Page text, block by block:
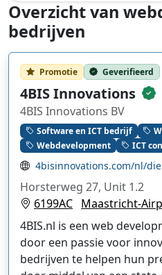
Overzicht van
bedrijven
Promotie Geverifieerd
4BIS Innovations
4BIS Innovations BV
Software en ICT bedrijf
Webdevelopment
ICT
4bisinnovations.com/nl/
Horsterweg 27, Unit 1.2
6199AC Maastricht-
4BIS.nl is een web
door een passie voor
bedrijven te helpen hun